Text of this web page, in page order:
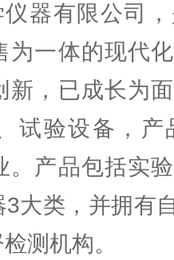
器有限公司
为一体的现代
新，已成长为
试验设备，
。产品包括实
大类，并拥有
测机构。